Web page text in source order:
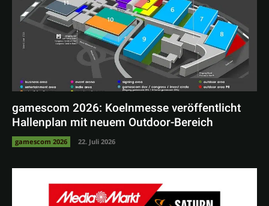
gamescom 2026: Koelnmesse veröffentlicht
Hallenplan mit neuem Outdoor-Bereich
gamescom 2026 22. Juli 2026